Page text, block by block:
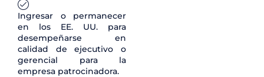
Ingresar o permanecer
en los EE. UU. para
desempeñarse en
calidad de ejecutivo o
gerencial para la
empresa patrocinadora.